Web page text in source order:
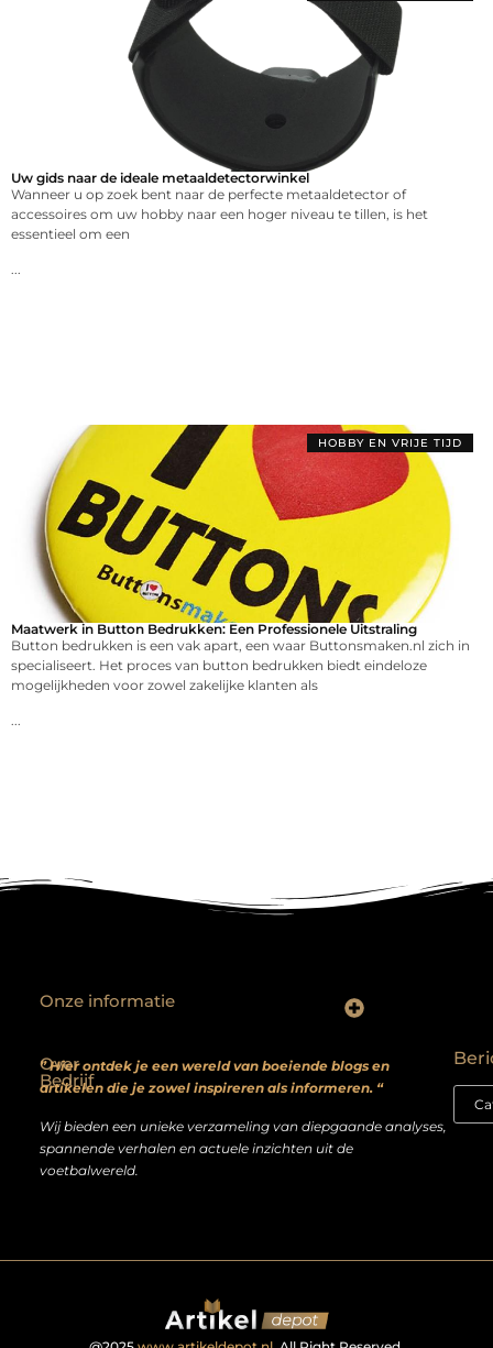
Uw gids naar de ideale metaaldetectorwinkel
Wanneer u op zoek bent naar de perfecte metaaldetector of
accessoires om uw hobby naar een hoger niveau te tillen, is het
essentieel om een
...
HOBBY EN VRIJE TIJD
Maatwerk in Button Bedrukken: Een Professionele Uitstraling
Button bedrukken is een vak apart, een waar Buttonsmaken.nl zich in
specialiseert. Het proces van button bedrukken biedt eindeloze
mogelijkheden voor zowel zakelijke klanten als
...
Over
Bedrijf
” Hier ontdek je een wereld van boeiende blogs en
artikelen die je zowel inspireren als informeren. “
Wij bieden een unieke verzameling van diepgaande analyses,
spannende verhalen en actuele inzichten uit de
voetbalwereld.
Onze informatie